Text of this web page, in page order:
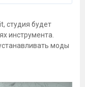
студия будет
инструмента.
моды